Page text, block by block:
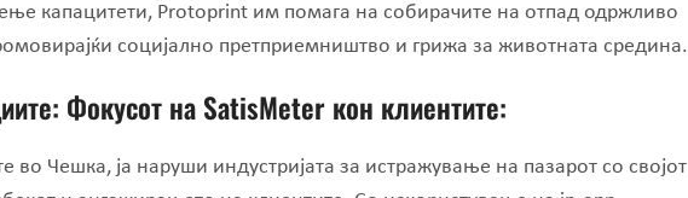
капацитети, Protoprint им помага на собирачите на отпад одржливо
социјално претприемништво и грижа за животната средина.
Фокусот на SatisMeter кон клиентите:
во Чешка, ја наруши индустријата за истражување на пазарот со својот